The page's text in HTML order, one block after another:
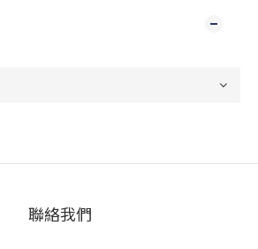
聯絡我們